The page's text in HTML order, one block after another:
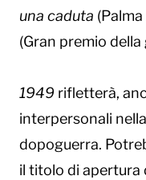
una caduta (Palma
(Gran premio della
1949 rifletterà,
interpersonali
dopoguerra.
il titolo di